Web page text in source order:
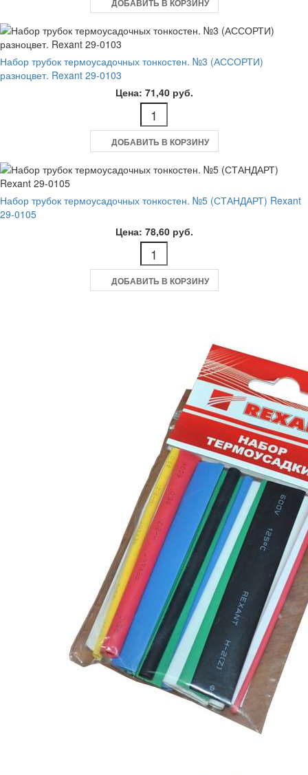
ДОБАВИТЬ В КОРЗИНУ
Набор трубок термоусадочных тонкостен. №3 (АССОРТИ)
разноцвет. Rexant 29-0103
Цена: 71,40 руб.
ДОБАВИТЬ В КОРЗИНУ
Набор трубок термоусадочных тонкостен. №5 (СТАНДАРТ) Rexant
29-0105
Цена: 78,60 руб.
ДОБАВИТЬ В КОРЗИНУ